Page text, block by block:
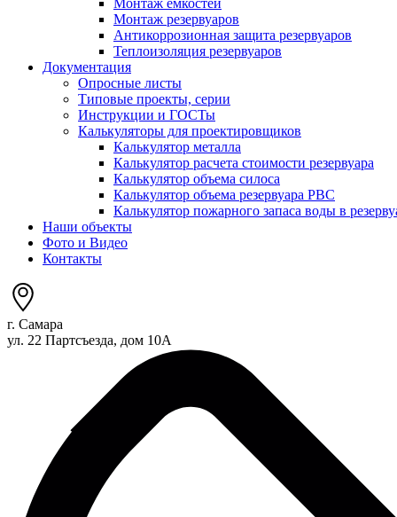
Монтаж емкостей
Монтаж резервуаров
Антикоррозионная защита резервуаров
Теплоизоляция резервуаров
Документация
Опросные листы
Типовые проекты, серии
Инструкции и ГОСТы
Калькуляторы для проектировщиков
Калькулятор металла
Калькулятор расчета стоимости резервуара
Калькулятор объема силоса
Калькулятор объема резервуара РВС
Калькулятор пожарного запаса воды в
Наши объекты
Фото и Видео
Контакты
г. Самара
ул. 22 Партсъезда, дом 10А